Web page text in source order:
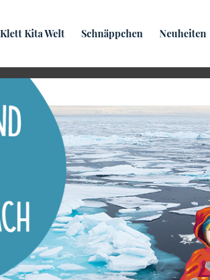
Klett Kita Welt Schnäppchen Neuheiten